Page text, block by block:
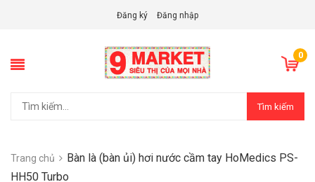
Đăng ký Đăng nhập
0
Tìm kiếm
Trang chủ
Bàn là (bàn ủi) hơi nước cầm tay HoMedics PS-
HH50 Turbo